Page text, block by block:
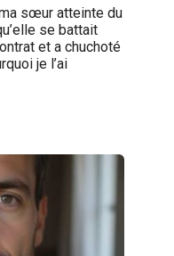
sœur atteinte du
se battait
et a chuchoté
je l’ai